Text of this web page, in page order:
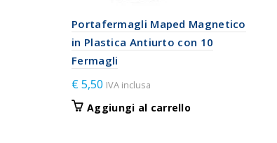
Portafermagli Maped Magnetico
in Plastica Antiurto con 10
Fermagli
€5,50 IVA inclusa
Aggiungi al carrello